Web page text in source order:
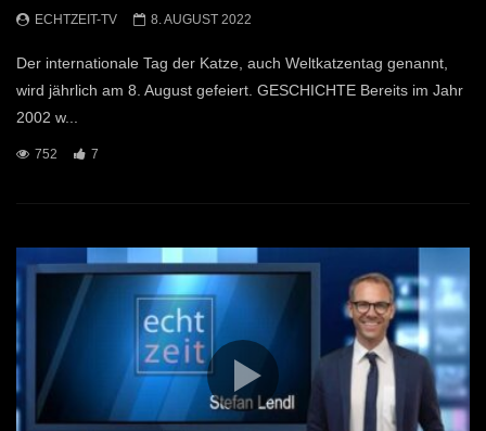
ECHTZEIT-TV 8. AUGUST 2022
Der internationale Tag der Katze, auch Weltkatzentag genannt,
wird jährlich am 8. August gefeiert. GESCHICHTE Bereits im Jahr
2002 w...
752 7